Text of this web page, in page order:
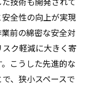
全性の向上が実現
前の綿密な安全対
ク軽減に大きく寄
こうした先進的な
、狭小スペースで